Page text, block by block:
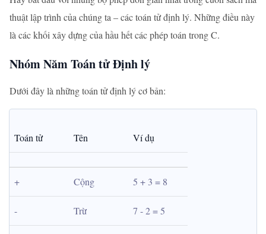
thuật lập trình của chúng ta – các toán tử định lý. Những điều này
là các khối xây dựng của hầu hết các phép toán trong C.
Nhóm Năm Toán tử Định lý
Dưới đây là những toán tử định lý cơ bản:
Toán tử Tên Ví dụ
+ Cộng 5 + 3 = 8
- Trừ 7 - 2 = 5